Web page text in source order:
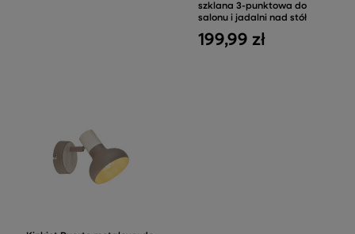
szklana 3-punktowa do
salonu i jadalni nad stół
199,99 zł